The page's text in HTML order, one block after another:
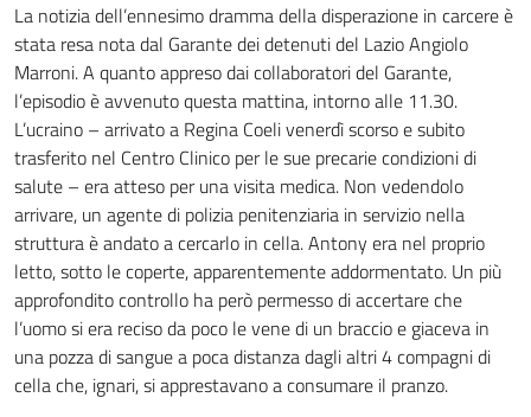
La notizia dell’ennesimo dramma della disperazione in carcere è
stata resa nota dal Garante dei detenuti del Lazio Angiolo
Marroni. A quanto appreso dai collaboratori del Garante,
l’episodio è avvenuto questa mattina, intorno alle 11.30.
L’ucraino – arrivato a Regina Coeli venerdì scorso e subito
trasferito nel Centro Clinico per le sue precarie condizioni di
salute – era atteso per una visita medica. Non vedendolo
arrivare, un agente di polizia penitenziaria in servizio nella
struttura è andato a cercarlo in cella. Antony era nel proprio
letto, sotto le coperte, apparentemente addormentato. Un più
approfondito controllo ha però permesso di accertare che
l’uomo si era reciso da poco le vene di un braccio e giaceva in
una pozza di sangue a poca distanza dagli altri 4 compagni di
cella che, ignari, si apprestavano a consumare il pranzo.